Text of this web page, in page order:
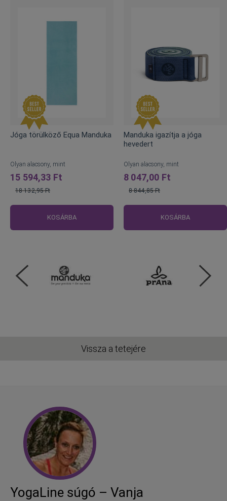
Jóga törülköző Equa Manduka
Olyan alacsony, mint
15 594,33 Ft
18 132,95 Ft
KOSÁRBA
Manduka igazítja a jóga
hevedert
Olyan alacsony, mint
8 047,00 Ft
8 844,85 Ft
KOSÁRBA
Vissza a tetejére
YogaLine súgó – Vanja